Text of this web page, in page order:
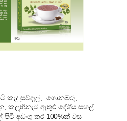
කැද සුවදැල්, ගෝනබරු,
කලුහීනැටි ඇතුළු දේශීය සහල්
පිටි අඩංගු කර 100%ක් වස